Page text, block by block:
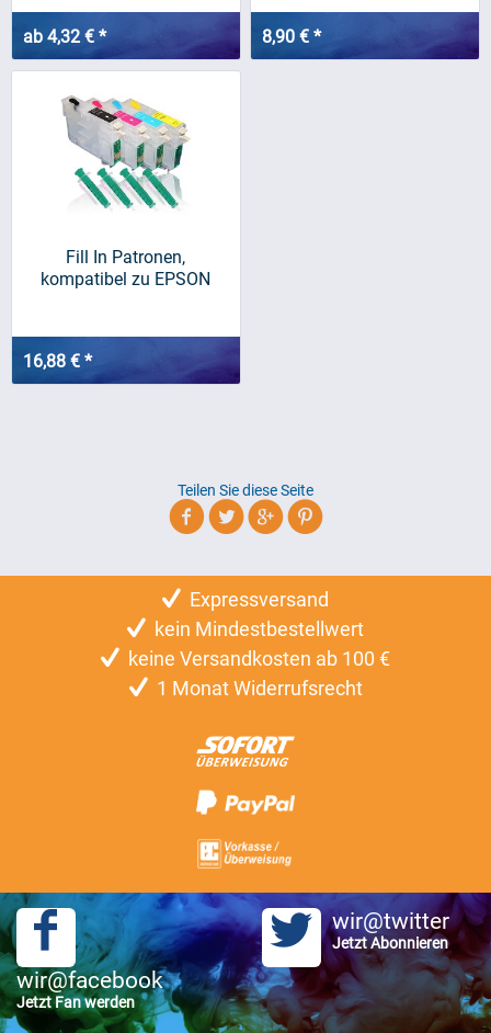
ab 4,32 € * 8,90 € *
Fill In Patronen,
kompatibel zu EPSON
16,88 € *
Teilen Sie diese Seite
Expressversand
kein Mindestbestellwert
keine Versandkosten ab 100 €
1 Monat Widerrufsrecht
wir@facebook
Jetzt Fan werden
wir@twitter
Jetzt Abonnieren